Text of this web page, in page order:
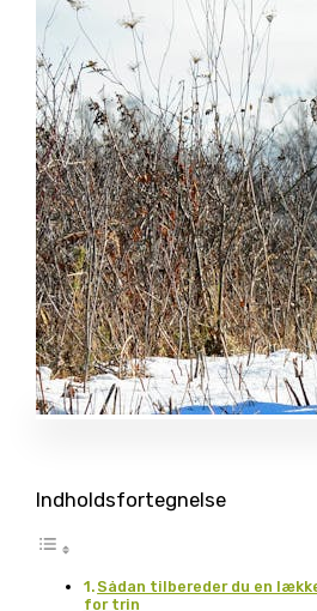
Indholdsfortegnelse
Sådan tilbereder du en
for trin